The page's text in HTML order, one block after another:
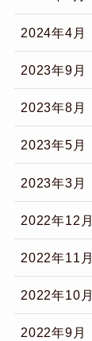
2024年4月
2023年9月
2023年8月
2023年5月
2023年3月
2022年12月
2022年11月
2022年10月
2022年9月